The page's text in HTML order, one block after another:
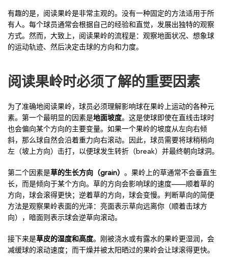
有趣的是，阅读果岭是非常主观的。没有一种固定的方法适用于所
有人。每个球员通常会根据自己的经验和直觉，发展出独特的观察
方式。然而，大致上，阅读果岭的流程是：观察地面状况、想象球
的运动轨迹、然后决定击球的方向和力度。
阅读果岭时必须了解的重要因素
为了准确地阅读果岭，球员必须理解影响球在果岭上运动的各种元
素。第一个最明显的因素是地面坡度。这是使球即使在直线击球时
也会偏向某个方向的主要变量。如果一个果岭的坡度从左向右倾
斜，那么球自然会沿着重力向右滚动。因此，球员需要将球稍稍向
左（坡上方向）击打，以便球发生转折（break）并最终朝向球洞。
第二个因素是草的生长方向（grain） 。果岭上的草通常不会垂直生
长，而是倾向于某个方向。草的方向会影响球的速度——顺着草的
方向，球会滚得更快；逆着草的方向，球会变慢。判断草向的简便
方法是观察果岭表面的光泽：亮面表示草向远离你（顺着击球方
向），暗面则表示球会逆草向滚动。
接下来是草皮的湿度和高度。刚被浇水或有露水的果岭更湿润，会
减缓球的滚动速度；而干燥并被太阳晒过的果岭会让球滚得更快。